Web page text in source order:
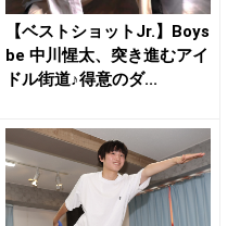
【ベストショットJr.】Boys
be 中川惺太、突き進むアイ
ドル街道♪得意のダ...